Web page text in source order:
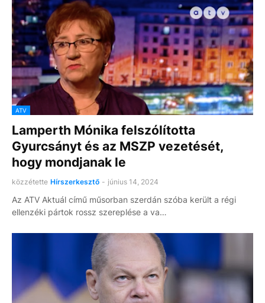
ATV
Lamperth Mónika felszólította
Gyurcsányt és az MSZP vezetését,
hogy mondjanak le
közzétette Hírszerkesztő - június 14, 2024
Az ATV Aktuál című műsorban szerdán szóba került a régi
ellenzéki pártok rossz szereplése a va…